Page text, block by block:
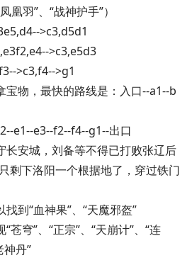
凰羽”、“战神护手”）
>c3,d5d1
>c3,e5d3
>c3,f4-->g1
宝物，最快的路线是：入口--a1--b
e1--e3--f2--f4--g1--出口
长安城，刘备等不得已打败张辽后
剩下洛阳一个根据地了，穿过铁门
到“血神果”、“天魔邪盔”
苍穹”、“正宗”、“天崩计”、“连
神丹”